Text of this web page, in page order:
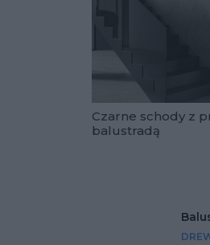
Czarne schody z
balustradą